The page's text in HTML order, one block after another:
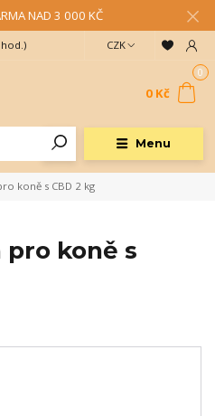
NAD 3 000 KČ
Menu
CZK
0
0 Kč
koně s CBD 2 kg
pro koně s